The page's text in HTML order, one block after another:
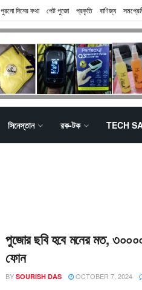
পুরনো দিনের কথা পেট পুজো প্রকৃতি বাণিজ্য
সিনেস্তান রক-টক TECH
পুজোর ছবি হবে মনের মত, ৩০০০০
ফোন
BY SOURISH DAS OCTOBER 7, 2024